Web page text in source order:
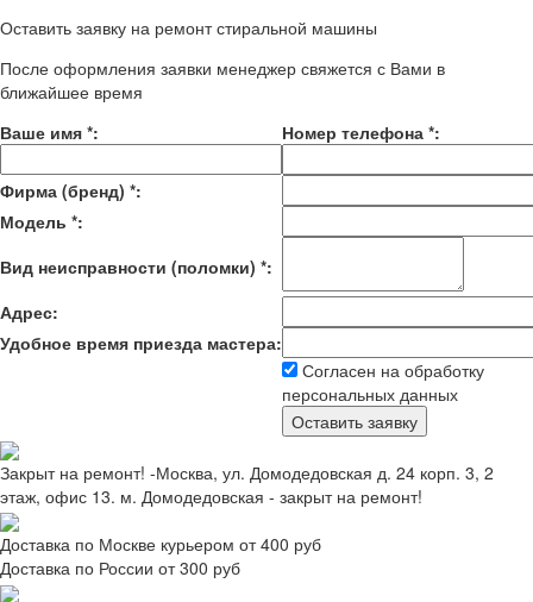
Оставить заявку на ремонт стиральной машины
После оформления заявки менеджер свяжется с Вами в
ближайшее время
Ваше имя *: Номер телефона *:
Фирма (бренд) *:
Модель *:
Вид неисправности (поломки) *:
Адрес:
Удобное время приезда мастера:
Согласен на обработку
персональных данных
Закрыт на ремонт! -Москва, ул. Домодедовская д. 24 корп. 3, 2
этаж, офис 13. м. Домодедовская - закрыт на ремонт!
Доставка по Москве курьером от 400 руб
Доставка по России от 300 руб